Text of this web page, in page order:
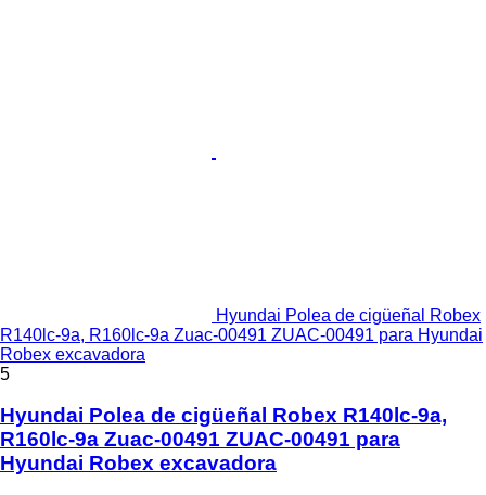
Hyundai Polea de cigüeñal Robex
R140lc-9a, R160lc-9a Zuac-00491 ZUAC-00491 para Hyundai
Robex excavadora
5
Hyundai Polea de cigüeñal Robex R140lc-9a,
R160lc-9a Zuac-00491 ZUAC-00491 para
Hyundai Robex excavadora